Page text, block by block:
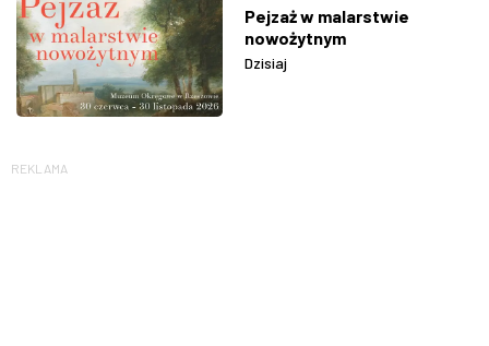
Pejzaż w malarstwie
nowożytnym
Dzisiaj
REKLAMA